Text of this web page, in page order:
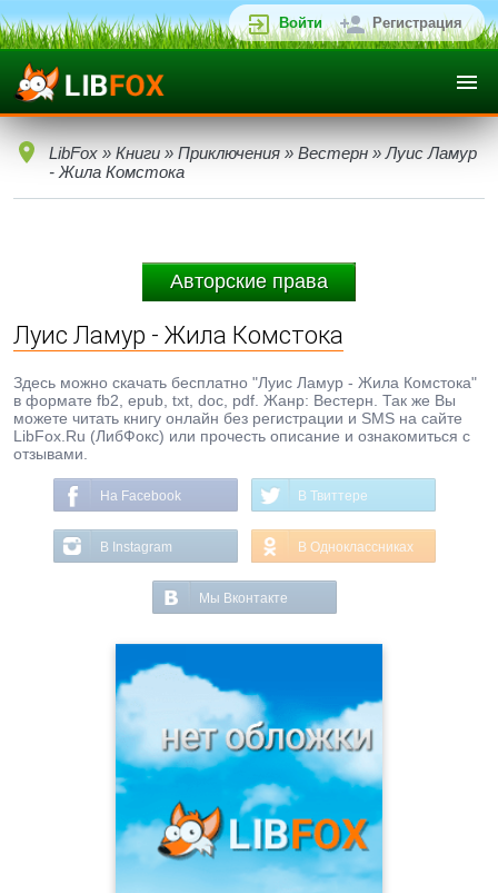
Войти Регистрация
LibFox » Книги » Приключения » Вестерн » Луис Ламур
- Жила Комстока
Авторские права
Луис Ламур - Жила Комстока
Здесь можно скачать бесплатно "Луис Ламур - Жила Комстока"
в формате fb2, epub, txt, doc, pdf. Жанр: Вестерн. Так же Вы
можете читать книгу онлайн без регистрации и SMS на сайте
LibFox.Ru (ЛибФокс) или прочесть описание и ознакомиться с
отзывами.
На Facebook В Твиттере
В Instagram В Одноклассниках
Мы Вконтакте